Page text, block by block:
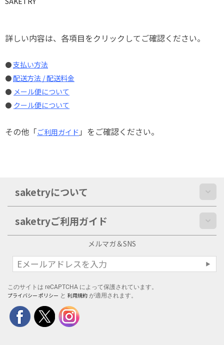
詳しい内容は、各項目をクリックしてご確認ください。
●支払い方法
●配送方法 / 配送料金
● メール便について
● クール便について
その他「ご利用ガイド 」をご確認ください。
saketryについて
saketryご利用ガイド
メルマガ＆SNS
このサイトは reCAPTCHA によって保護されています。
プライバシー ポリシー と 利用規約 が適用されます。